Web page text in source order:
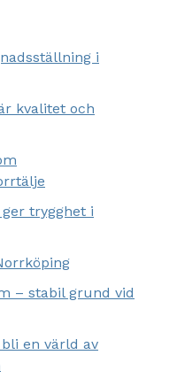
i
kvalitet och
trygghet i
– stabil grund vid
en värld av